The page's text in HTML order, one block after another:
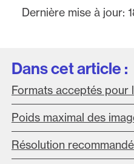
Dernière mise à jour:
Dans cet article :
Formats acceptés pour
Poids maximal des
Résolution